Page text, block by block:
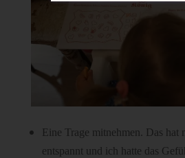
Eine Trage mitnehmen. Das hat
entspannt und ich hatte das